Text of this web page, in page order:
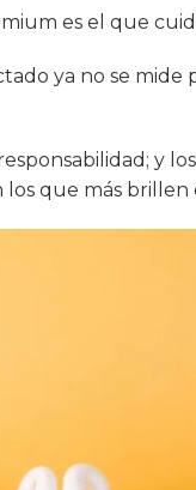
es el que
ya no se mide
y
que más brillen